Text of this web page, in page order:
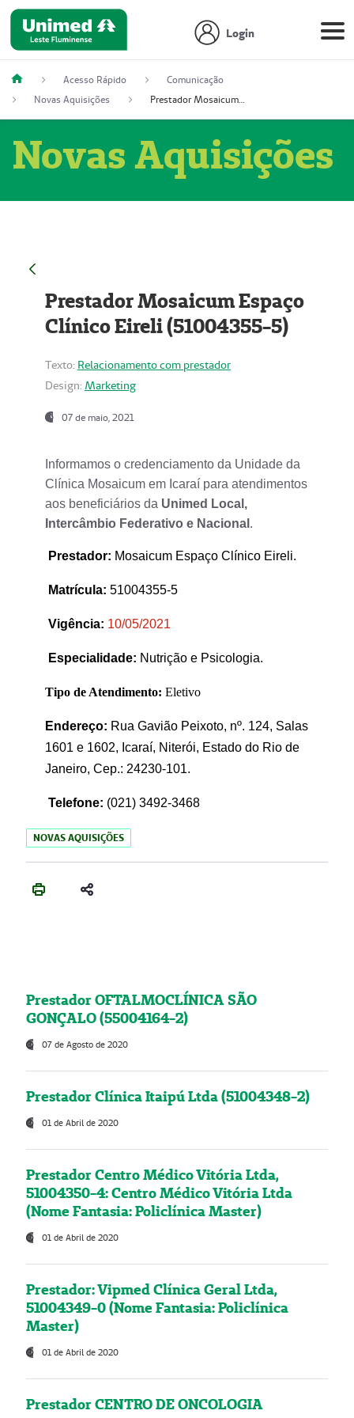
Login
Acesso Rápido
Comunicação
Novas Aquisições
Prestador Mosaicum Espaço Clínico Eireli (51004355-5)
Novas Aquisições
Prestador Mosaicum Espaço
Clínico Eireli (51004355-5)
Texto: Relacionamento com prestador
Design: Marketing
07 de maio, 2021
Informamos o credenciamento da Unidade da
Clínica Mosaicum em Icaraí para atendimentos
aos beneficiários da Unimed Local,
Intercâmbio Federativo e Nacional .
Prestador: Mosaicum Espaço Clínico Eireli.
Matrícula: 51004355-5
Vigência: 10/05/2021
Especialidade: Nutrição e Psicologia.
Tipo de Atendimento: Eletivo
Endereço: Rua Gavião Peixoto, nº. 124, Salas
1601 e 1602, Icaraí, Niterói, Estado do Rio de
Janeiro, Cep.: 24230-101.
Telefone: (021) 3492-3468
NOVAS AQUISIÇÕES
Prestador OFTALMOCLÍNICA SÃO
GONÇALO (55004164-2)
07 de Agosto de 2020
Prestador Clínica Itaipú Ltda (51004348-2)
01 de Abril de 2020
Prestador Centro Médico Vitória Ltda,
51004350-4: Centro Médico Vitória Ltda
(Nome Fantasia: Policlínica Master)
01 de Abril de 2020
Prestador: Vipmed Clínica Geral Ltda,
51004349-0 (Nome Fantasia: Policlínica
Master)
01 de Abril de 2020
Prestador CENTRO DE ONCOLOGIA